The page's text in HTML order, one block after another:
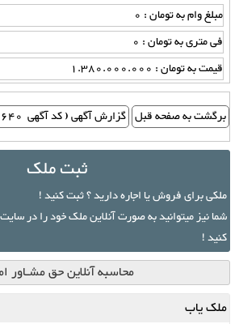
مبلغ وام به تومان : 0
فی متری به تومان : 0
قیمت به تومان : 1.380.000.000
ثبت ملک
ملکی برای فروش یا اجاره دارید ؟ ثبت کنید !
شما نیز میتوانید به صورت آنلاین ملک خود را در
کنید !
محاسبه آنلاین حق مشـاور
ملک یاب